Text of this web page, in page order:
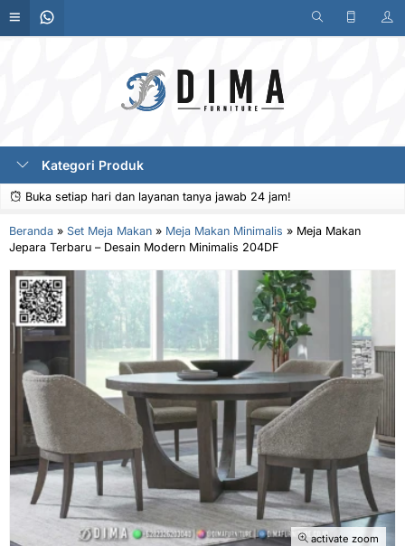
Kategori Produk
Buka setiap hari dan layanan tanya jawab 24 jam!
Beranda » Set Meja Makan » Meja Makan Minimalis » Meja Makan
Jepara Terbaru – Desain Modern Minimalis 204DF
activate zoom